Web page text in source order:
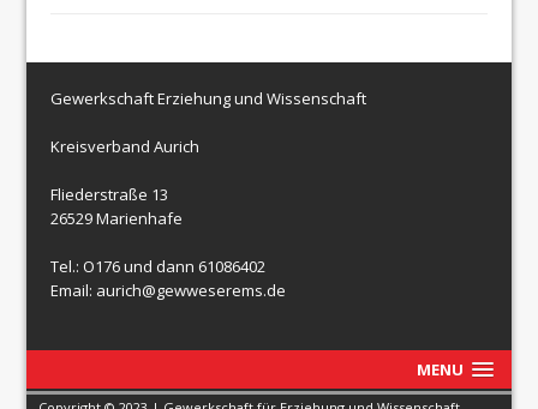
Gewerkschaft Erziehung und Wissenschaft
Kreisverband Aurich
Fliederstraße 13
26529 Marienhafe
Tel.: O176 und dann 61086402
Email: aurich@gewweserems.de
MENU